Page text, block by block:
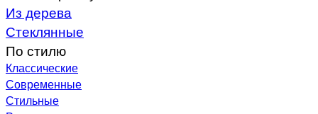
Из дерева
Стеклянные
По стилю
Классические
Современные
Стильные